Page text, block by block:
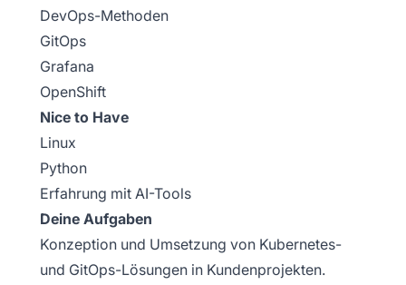
DevOps-Methoden
GitOps
Grafana
OpenShift
Nice to Have
Linux
Python
Erfahrung mit AI-Tools
Deine Aufgaben
Konzeption und Umsetzung von Kubernetes-
und GitOps-Lösungen in Kundenprojekten.